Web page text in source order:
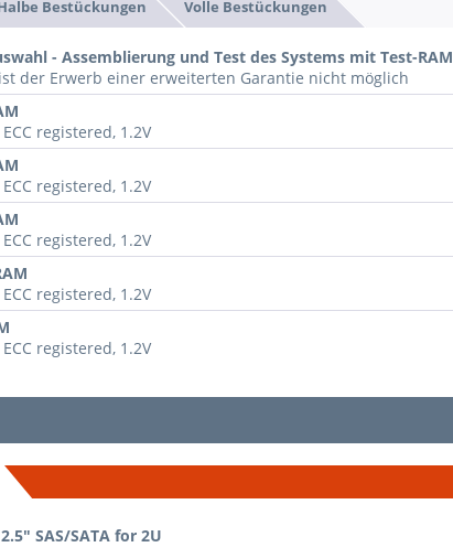
Bestückungen Volle Bestückungen
- Assemblierung und Test des Systems mit Test-RAM
der Erwerb einer erweiterten Garantie nicht möglich
registered, 1.2V
registered, 1.2V
registered, 1.2V
registered, 1.2V
registered, 1.2V
SAS/SATA for 2U